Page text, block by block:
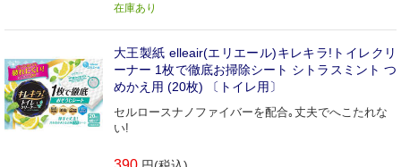
在庫あり
大王製紙 elleair(エリエール)キレキラ!トイレクリ
ーナー 1枚で徹底お掃除シート シトラスミント つ
めかえ用 (20枚) 〔トイレ用〕
セルロースナノファイバーを配合｡丈夫でへこたれな
い!